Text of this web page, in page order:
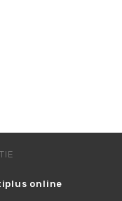
online